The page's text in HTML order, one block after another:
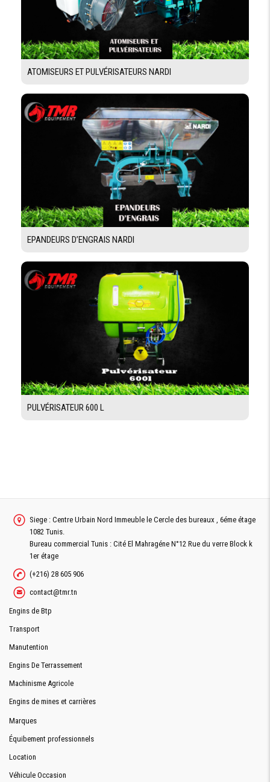
ATOMISEURS ET PULVÉRISATEURS NARDI
EPANDEURS D’ENGRAIS NARDI
PULVÉRISATEUR 600 L
Siege : Centre Urbain Nord Immeuble le Cercle des bureaux , 6éme étage
1082 Tunis.
Bureau commercial Tunis : Cité El Mahragéne N°12 Rue du verre Block k
1er étage
(+216) 28 605 906
contact@tmr.tn
Engins de Btp
Transport
Manutention
Engins De Terrassement
Machinisme Agricole
Engins de mines et carrières
Marques
Équibement professionnels
Location
Véhicule Occasion